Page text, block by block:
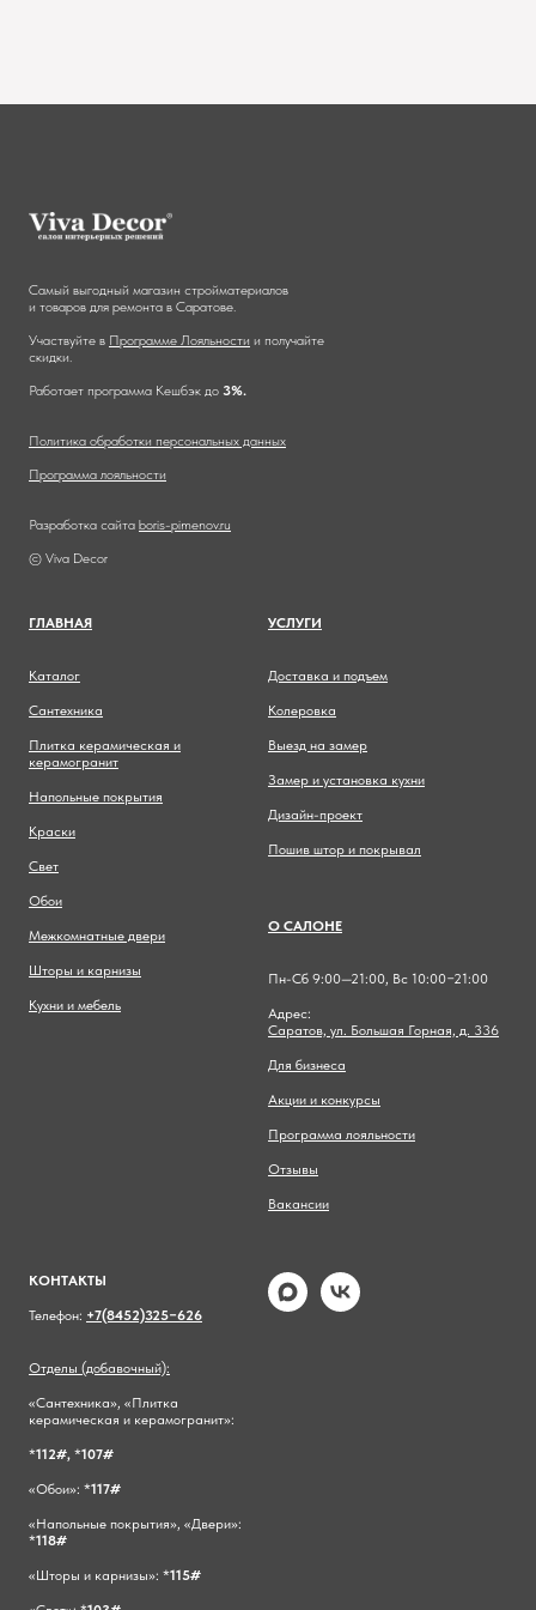
Самый выгодный магазин стройматериалов
и товаров для ремонта в Саратове.
Участвуйте в Программе Лояльности и получайте
скидки.
Работает программа Кешбэк до 3%.
Политика обработки персональных данных
Программа лояльности
Разработка сайта boris-pimenov.ru
© Viva Decor
ГЛАВНАЯ
Каталог
Сантехника
Плитка керамическая и
керамогранит
Напольные покрытия
Краски
Свет
Обои
Межкомнатные двери
Шторы и карнизы
Кухни и мебель
УСЛУГИ
Доставка и подъем
Колеровка
Выезд на замер
Замер и установка кухни
Дизайн-проект
Пошив штор и покрывал
О САЛОНЕ
Пн-Сб 9:00—21:00, Вс 10:00−21:00
Адрес:
Саратов, ул. Большая Горная, д. 336
Для бизнеса
Акции и конкурсы
Программа лояльности
Отзывы
Вакансии
КОНТАКТЫ
Телефон: +7(8452)325−626
Отделы (добавочный):
«Сантехника», «Плитка
керамическая и керамогранит»:
*112#, *107#
«Обои»: *117#
«Напольные покрытия», «Двери»:
*118#
«Шторы и карнизы»: *115#